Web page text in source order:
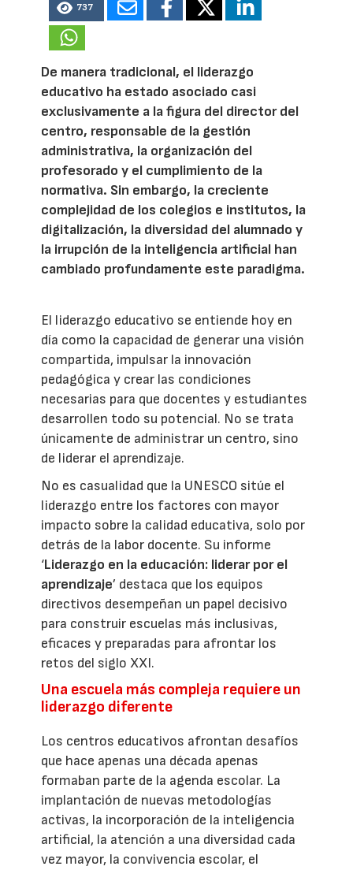
737
De manera tradicional, el liderazgo
educativo ha estado asociado casi
exclusivamente a la figura del director del
centro, responsable de la gestión
administrativa, la organización del
profesorado y el cumplimiento de la
normativa. Sin embargo, la creciente
complejidad de los colegios e institutos, la
digitalización, la diversidad del alumnado y
la irrupción de la inteligencia artificial han
cambiado profundamente este paradigma.
El liderazgo educativo se entiende hoy en
día como la capacidad de generar una visión
compartida, impulsar la innovación
pedagógica y crear las condiciones
necesarias para que docentes y estudiantes
desarrollen todo su potencial. No se trata
únicamente de administrar un centro, sino
de liderar el aprendizaje.
No es casualidad que la UNESCO sitúe el
liderazgo entre los factores con mayor
impacto sobre la calidad educativa, solo por
detrás de la labor docente. Su informe
‘Liderazgo en la educación: liderar por el
aprendizaje’ destaca que los equipos
directivos desempeñan un papel decisivo
para construir escuelas más inclusivas,
eficaces y preparadas para afrontar los
retos del siglo XXI.
Una escuela más compleja requiere un
liderazgo diferente
Los centros educativos afrontan desafíos
que hace apenas una década apenas
formaban parte de la agenda escolar. La
implantación de nuevas metodologías
activas, la incorporación de la inteligencia
artificial, la atención a una diversidad cada
vez mayor, la convivencia escolar, el